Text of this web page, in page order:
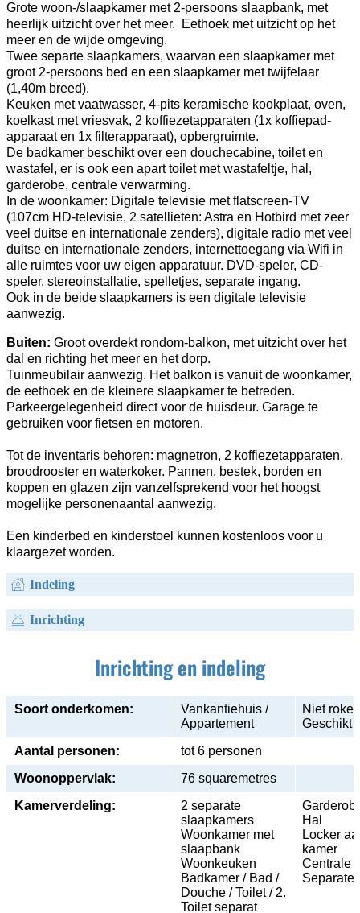
Grote woon-/slaapkamer met 2-persoons slaapbank, met
heerlijk uitzicht over het meer. Eethoek met uitzicht op het
meer en de wijde omgeving.
Twee separte slaapkamers, waarvan een slaapkamer met
groot 2-persoons bed en een slaapkamer met twijfelaar
(1,40m breed).
Keuken met vaatwasser, 4-pits keramische kookplaat, oven,
koelkast met vriesvak, 2 koffiezetapparaten (1x koffiepad-
apparaat en 1x filterapparaat), opbergruimte.
De badkamer beschikt over een douchecabine, toilet en
wastafel, er is ook een apart toilet met wastafeltje, hal,
garderobe, centrale verwarming.
In de woonkamer: Digitale televisie met flatscreen-TV
(107cm HD-televisie, 2 satellieten: Astra en Hotbird met zeer
veel duitse en internationale zenders), digitale radio met veel
duitse en internationale zenders, internettoegang via Wifi in
alle ruimtes voor uw eigen apparatuur. DVD-speler, CD-
speler, stereoinstallatie, spelletjes, separate ingang.
Ook in de beide slaapkamers is een digitale televisie
aanwezig.
Buiten: Groot overdekt rondom-balkon, met uitzicht over het
dal en richting het meer en het dorp.
Tuinmeubilair aanwezig. Het balkon is vanuit de woonkamer,
de eethoek en de kleinere slaapkamer te betreden.
Parkeergelegenheid direct voor de huisdeur. Garage te
gebruiken voor fietsen en motoren.
Tot de inventaris behoren: magnetron, 2 koffiezetapparaten,
broodrooster en waterkoker. Pannen, bestek, borden en
koppen en glazen zijn vanzelfsprekend voor het hoogst
mogelijke personenaantal aanwezig.
Een kinderbed en kinderstoel kunnen kostenloos voor u
klaargezet worden.
Indeling
Inrichting
Inrichting en indeling
Soort onderkomen:
Vankantiehuis /
Appartement
Niet roken
Geschikt
Aantal personen:
tot 6 personen
Woonoppervlak:
76 squaremetres
Kamerverdeling:
2 separate
slaapkamers
Woonkamer met
slaapbank
Woonkeuken
Badkamer / Bad /
Douche / Toilet / 2.
Toilet separat
Hal
Locker
kamer
Centrale
Separate